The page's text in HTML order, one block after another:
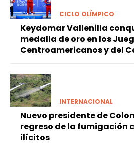
CICLO OLÍMPICO
Keydomar Vallenilla
medalla de oro en los
Centroamericanos y del
INTERNACIONAL
Nuevo presidente de
regreso de la fumigación
ilícitos